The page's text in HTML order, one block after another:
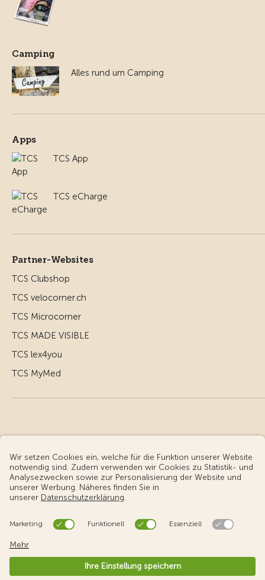
Camping
Alles rund um Camping
Apps
TCS App
TCS eCharge
Partner-Websites
TCS Clubshop
TCS velocorner.ch
TCS Microcorner
TCS MADE VISIBLE
TCS lex4you
TCS MyMed
© Touring Club Schweiz
Benutzungsbedingungen - rechtliche Informationen
Cookie-Einstellungen